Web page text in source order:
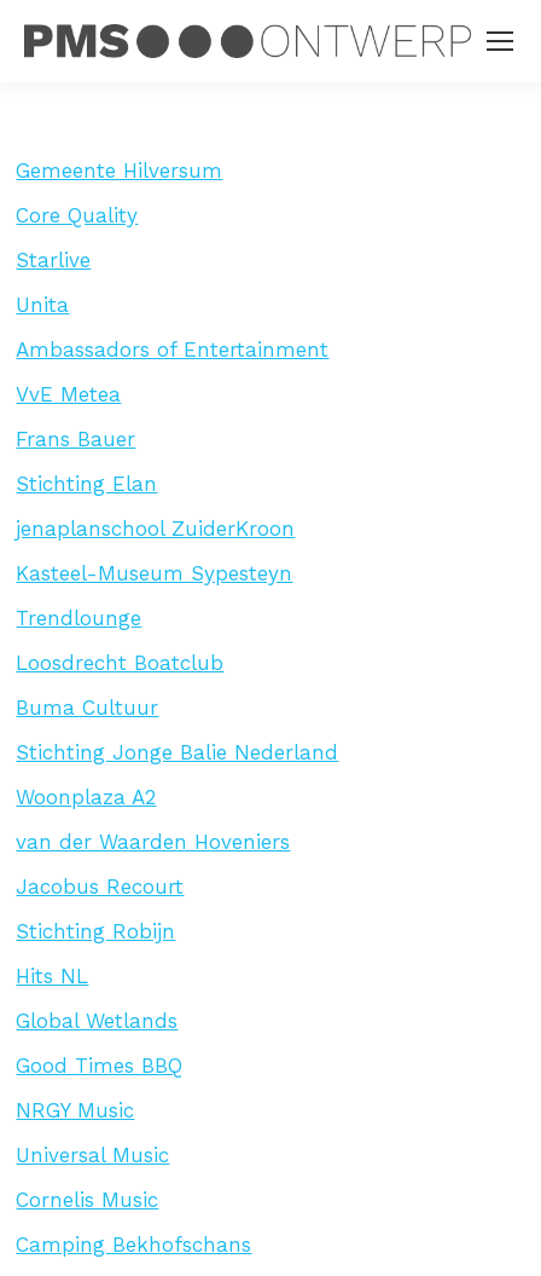
Gemeente Hilversum
Core Quality
Starlive
Unita
Ambassadors of Entertainment
VvE Metea
Frans Bauer
Stichting Elan
jenaplanschool ZuiderKroon
Kasteel-Museum Sypesteyn
Trendlounge
Loosdrecht Boatclub
Buma Cultuur
Stichting Jonge Balie Nederland
Woonplaza A2
van der Waarden Hoveniers
Jacobus Recourt
Stichting Robijn
Hits NL
Global Wetlands
Good Times BBQ
NRGY Music
Universal Music
Cornelis Music
Camping Bekhofschans